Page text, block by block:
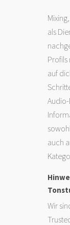
als
auf
auch
Wir